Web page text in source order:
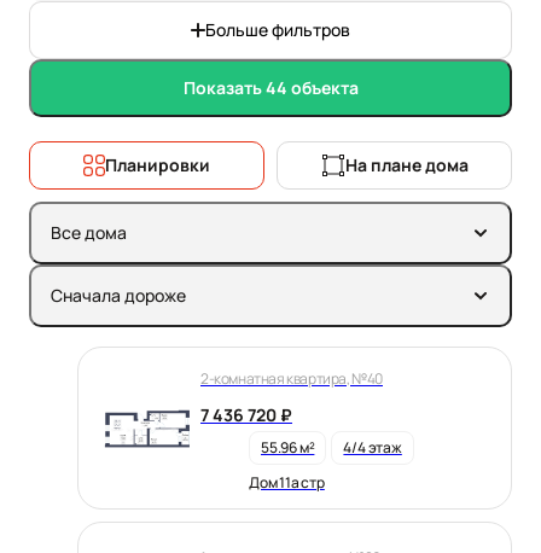
Больше фильтров
Показать 44 объекта
Планировки На плане дома
Все дома
Сначала дороже
2-комнатная квартира, №40
7 436 720 ₽
55.96 м²
4/4 этаж
Дом 11а стр